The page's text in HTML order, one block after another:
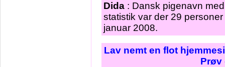
Dida : Dansk pigenavn
statistik var der 29
januar 2008.
Lav nemt en flot
Prøv